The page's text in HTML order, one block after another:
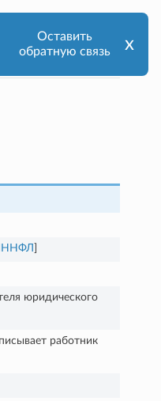
юридического
работник
Оставить
обратную связь
х